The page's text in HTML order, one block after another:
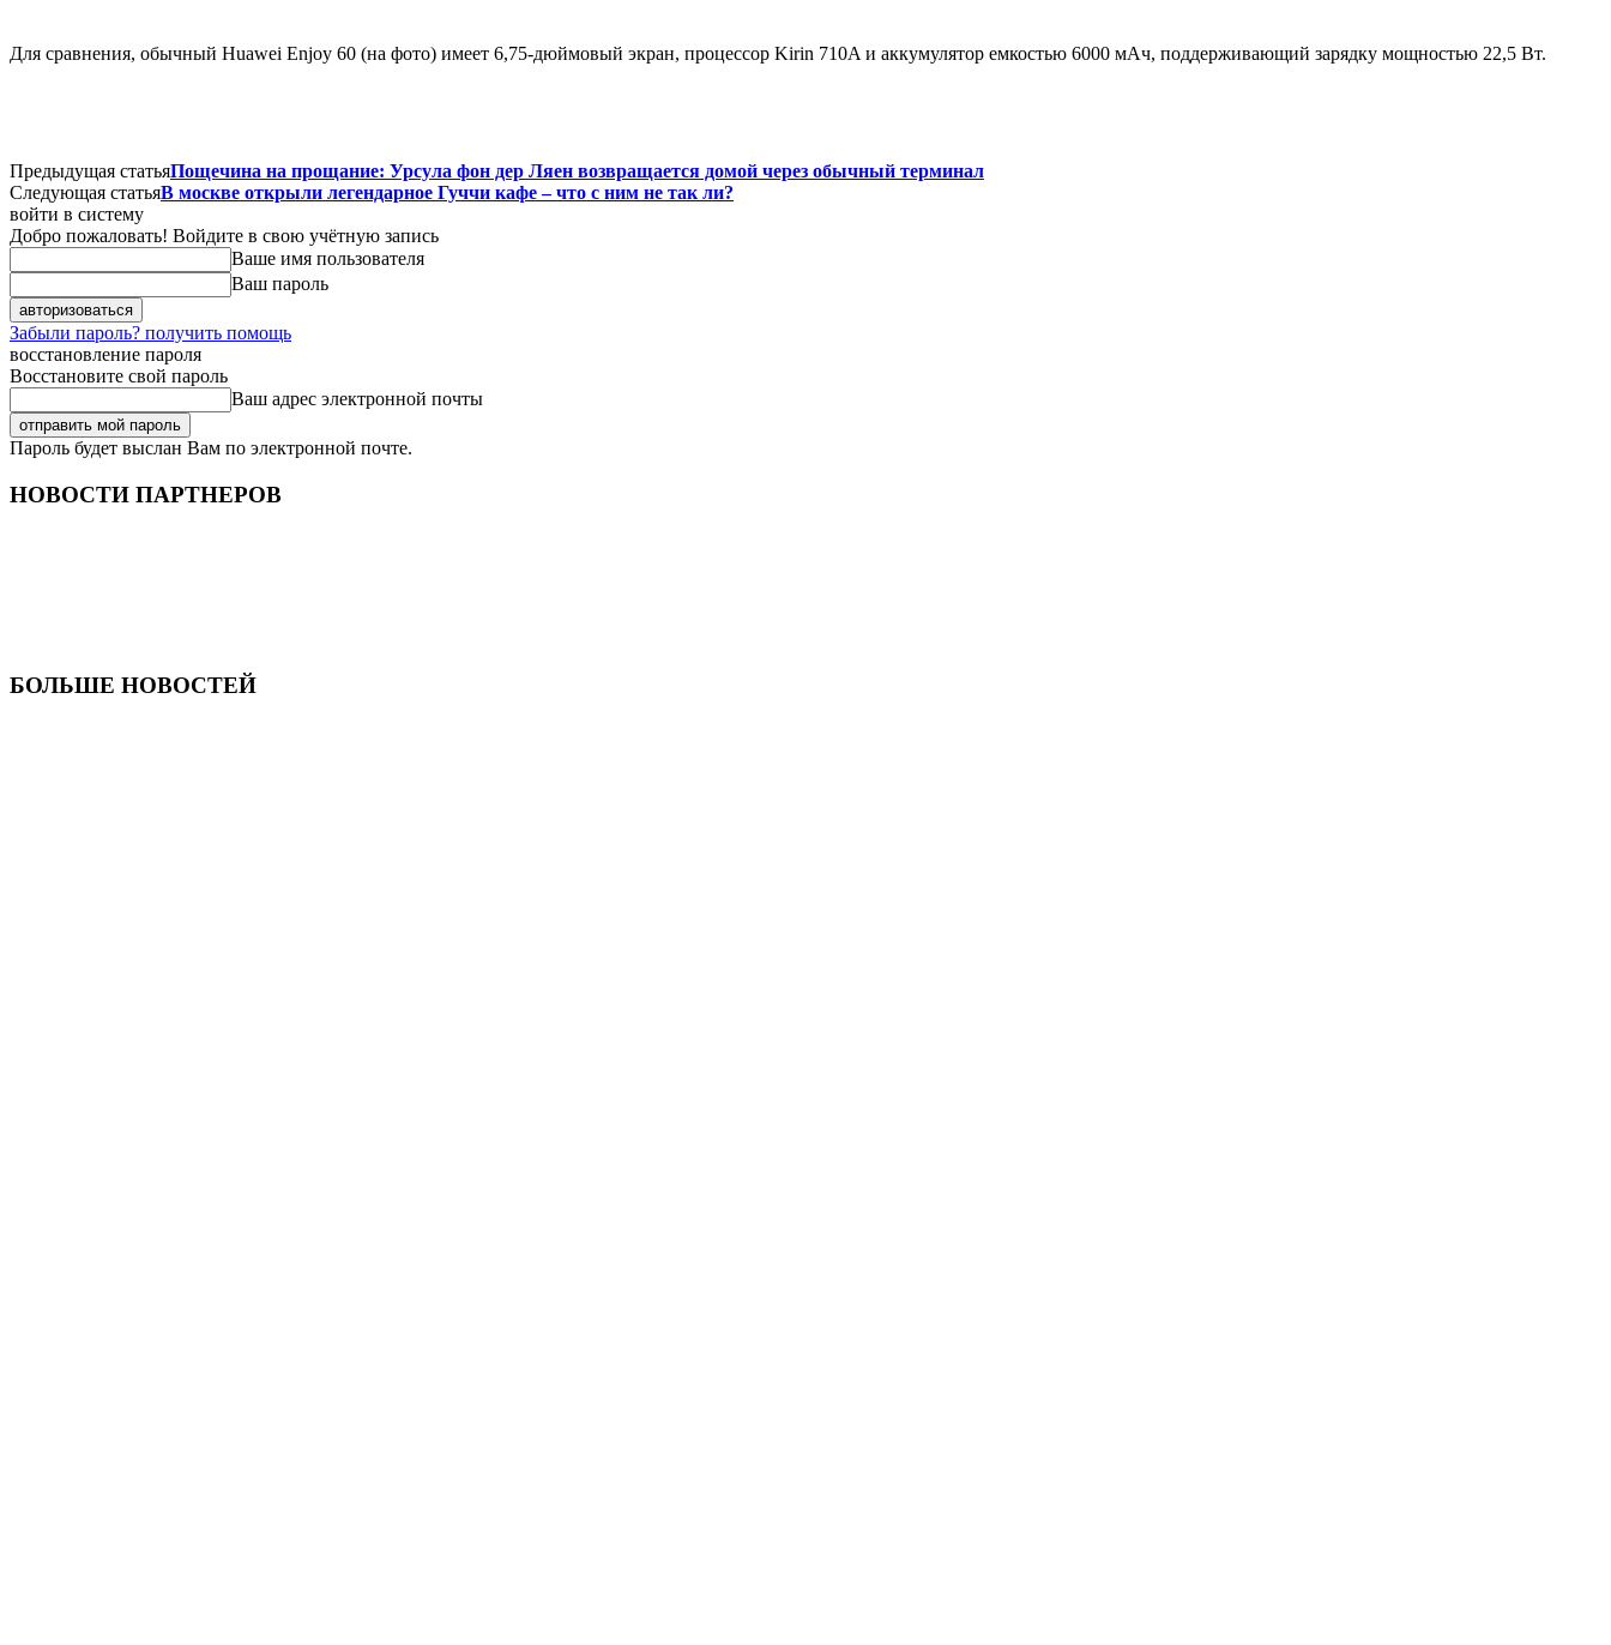
Для сравнения, обычный Huawei Enjoy 60 (на фото) имеет 6,75-дюймовый экран, процессор Kirin 710A и аккумулятор емкостью 6000 мАч, поддерживающий зарядку мощностью 22,5 Вт.
Предыдущая статьяПощечина на прощание: Урсула фон дер Ляен возвращается домой через обычный терминал
Следующая статьяВ москве открыли легендарное Гуччи кафе – что с ним не так ли?
войти в систему
Добро пожаловать! Войдите в свою учётную запись
Ваше имя пользователя
Ваш пароль
Забыли пароль? получить помощь
восстановление пароля
Восстановите свой пароль
Ваш адрес электронной почты
Пароль будет выслан Вам по электронной почте.
НОВОСТИ ПАРТНЕРОВ
БОЛЬШЕ НОВОСТЕЙ